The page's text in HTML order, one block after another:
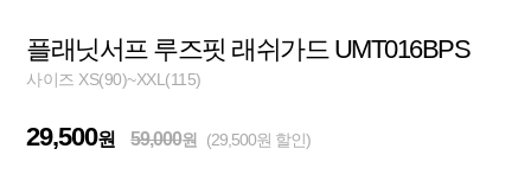
플래닛서프 루즈핏 래쉬가드 UMT016BPS
사이즈 XS(90)~XXL(115)
29,500원 59,000원 (29,500원 할인)